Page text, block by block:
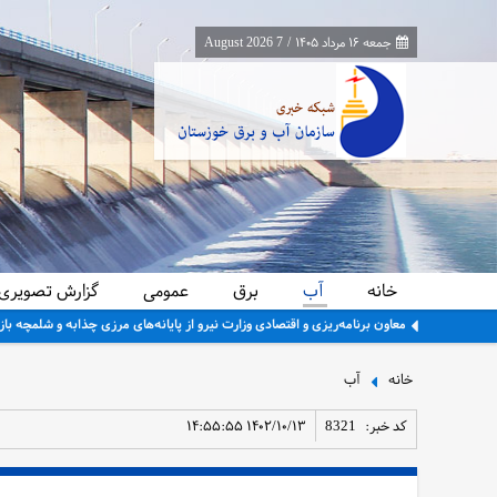
جمعه ۱۶ مرداد ۱۴۰۵ /
7 August 2026
خانه آب برق عمومی گزارش
معاون برنامه‌ریزی و اقتصادی وزارت نیرو از پایانه‌های مرزی چذابه و شلمچه
خانه آب
کد خبر: 8321 ۱۴۰۲/۱۰/۱۳ ۱۴:۵۵:۵۵